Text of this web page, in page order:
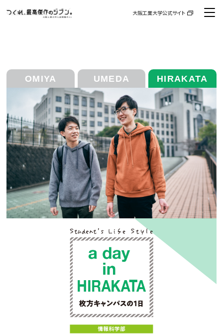
大阪工業大学公式サイト
OMIYA UMEDA HIRAKATA
交通アクセス 大学案内・入試ガイド
高校教員などのみなさまへ 高大接続
イベント
入試情報
大学案内・入試ガイド
学部・学科紹介